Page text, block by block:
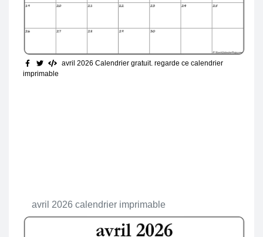
avril 2026 Calendrier gratuit. regarde ce calendrier
imprimable
avril 2026 calendrier imprimable